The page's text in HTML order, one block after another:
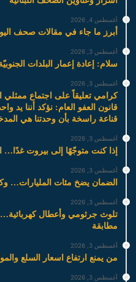
أغسطس 4, 2026
أبرز ما جاء في مقالات صحف
أغسطس 3, 2026
سلام: إعادة إعمار البلدات
أغسطس 3, 2026
كرامي تعليقاً على اجتماع
قانون العفو العام: نؤكد أننا يد
قناعة راسخة بأن وحدتنا هي
أغسطس 3, 2026
إذا كنت متوجّهًا إلى بيروت غدًا…
أغسطس 3, 2026
الضمان يضخ مئات المليارات…
أغسطس 3, 2026
تلوث جرثومي وأعطال
مطابقة
أغسطس 3, 2026
من يمنع ارتفاع اسعار السلع
أغسطس 3, 2026